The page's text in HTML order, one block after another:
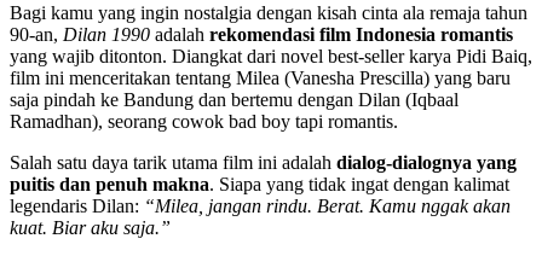
Bagi kamu yang ingin nostalgia dengan kisah cinta ala remaja tahun
90-an, Dilan 1990 adalah rekomendasi film Indonesia romantis
yang wajib ditonton. Diangkat dari novel best-seller karya Pidi Baiq,
film ini menceritakan tentang Milea (Vanesha Prescilla) yang baru
saja pindah ke Bandung dan bertemu dengan Dilan (Iqbaal
Ramadhan), seorang cowok bad boy tapi romantis.
Salah satu daya tarik utama film ini adalah dialog-dialognya yang
puitis dan penuh makna. Siapa yang tidak ingat dengan kalimat
legendaris Dilan: “Milea, jangan rindu. Berat. Kamu nggak akan
kuat. Biar aku saja.”